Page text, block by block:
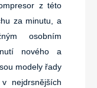
z této
za minutu, a
osobním
nového a
modely řady
nejdrsnějších